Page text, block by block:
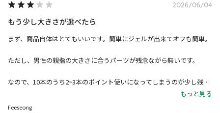
2026/06/04
もう少し大きさが選べたら
まず、商品自体はとてもいいです。簡単にジェルが出来てオフも簡単。
ただし、男性の親指の大きさに合うパーツが残念ながら無いです。
なので、10本のうち2~3本のポイント使いになってしまうのが少し残念
もっと見る
Feeseong